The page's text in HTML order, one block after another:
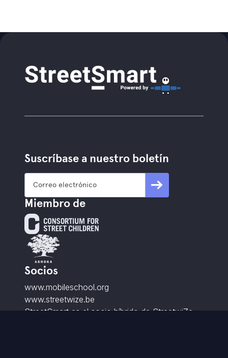
Suscríbase a nuestro boletín
Miembro de
Socios
www.mobileschool.org
www.streetwize.be
StreetSmart es el socio híbrido de StreetwiZe.